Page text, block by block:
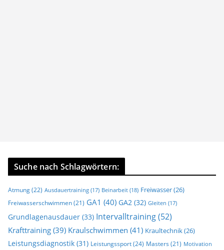
Suche nach Schlagwörtern:
Atmung(22) Ausdauertraining (17) Beinarbeit (18) Freiwasser(26)
Freiwasserschwimmen (21) GA1 (40) GA2 (32) Gleiten (17)
Grundlagenausdauer (33) Intervalltraining(52)
Krafttraining (39) Kraulschwimmen (41) Kraultechnik(26)
Leistungsdiagnostik (31) Leistungssport(24) Masters (21) Motivation